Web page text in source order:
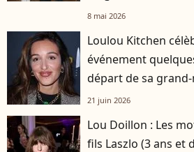
8 mai 2026
Loulou Kitchen
événement
départ de sa
21 juin 2026
Lou Doillon : Les
fils Laszlo (3 ans et